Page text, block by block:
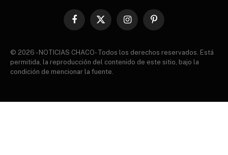
Facebook
X
InstagramPinterest
© 2026 - NOTICIAS CHACO- Todos los derechos reservados. Está
permitida, la reproducción del contenido de este sitio, bajo la
condición de mencionar la fuente.